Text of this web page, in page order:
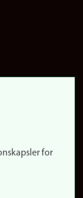
for